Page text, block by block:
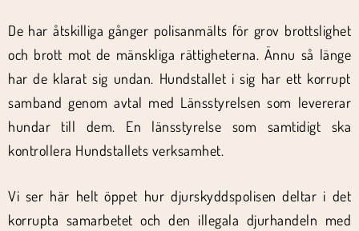
De har åtskilliga gånger polisanmälts för grov brottslighet
och brott mot de mänskliga rättigheterna. Ännu så länge
har de klarat sig undan. Hundstallet i sig har ett korrupt
samband genom avtal med Länsstyrelsen som levererar
hundar till dem. En länsstyrelse som samtidigt ska
kontrollera Hundstallets verksamhet.
Vi ser här helt öppet hur djurskyddspolisen deltar i det
korrupta samarbetet och den illegala djurhandeln med